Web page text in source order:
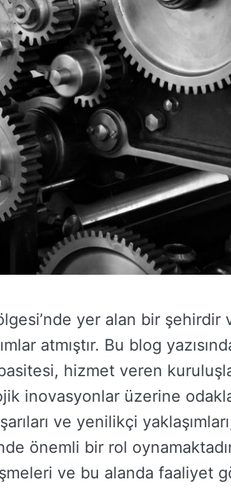
yer alan bir şehirdir
atmıştır. Bu blog
hizmet veren
inovasyonlar üzerine
ve yenilikçi
önemli bir rol
ve bu alanda faaliyet